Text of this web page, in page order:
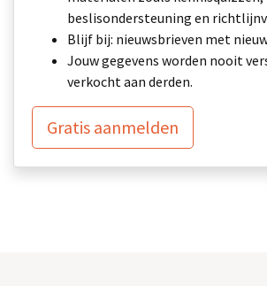
beslisondersteuning en
Blijf bij: nieuwsbrieven met
Jouw gegevens worden nooit
verkocht aan derden.
Gratis aanmelden